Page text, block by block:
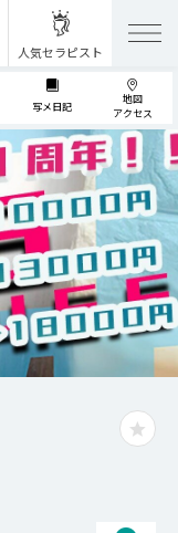
人気セラピスト
写メ日記
地図
アクセス